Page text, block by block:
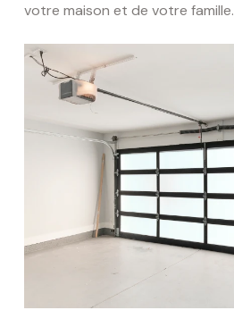
votre maison et de votre famille.